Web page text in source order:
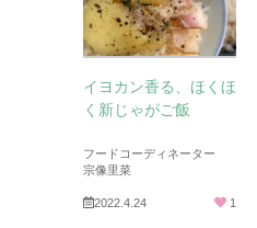
イヨカン香る、ほくほ
く新じゃがご飯
フードコーディネーター
宗像里菜
2022.4.24 1